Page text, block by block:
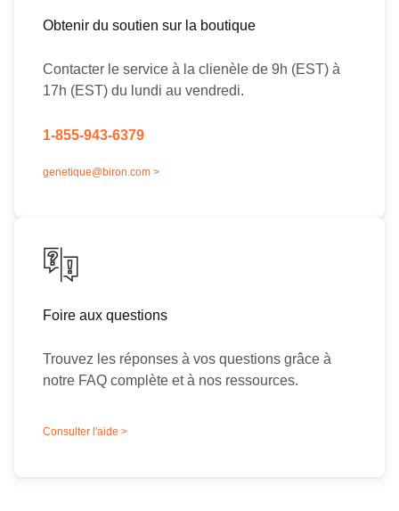
Obtenir du soutien sur la boutique
Contacter le service à la clienèle de 9h (EST) à
17h (EST) du lundi au vendredi.
1-855-943-6379
genetique@biron.com >
Foire aux questions
Trouvez les réponses à vos questions grâce à
notre FAQ complète et à nos ressources.
Consulter l'aide >